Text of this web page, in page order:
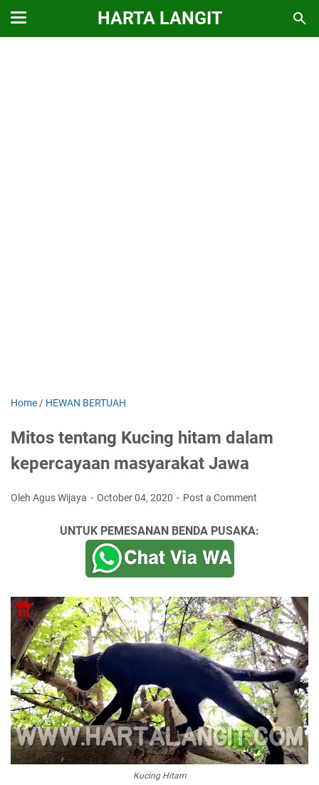
HARTA LANGIT
Home / HEWAN BERTUAH
Mitos tentang Kucing hitam dalam
kepercayaan masyarakat Jawa
Oleh Agus Wijaya October 04, 2020 Post a Comment
UNTUK PEMESANAN BENDA PUSAKA:
Kucing Hitam